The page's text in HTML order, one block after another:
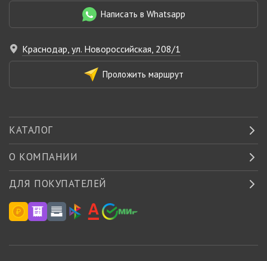
Написать в Whatsapp
Краснодар, ул. Новороссийская, 208/1
Проложить маршрут
КАТАЛОГ
О КОМПАНИИ
ДЛЯ ПОКУПАТЕЛЕЙ